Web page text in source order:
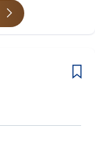
品以外の提案要素